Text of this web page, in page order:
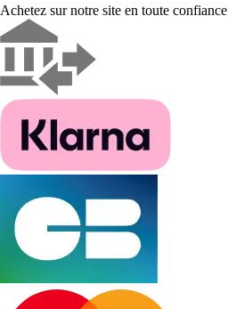
Achetez sur notre site en toute confiance